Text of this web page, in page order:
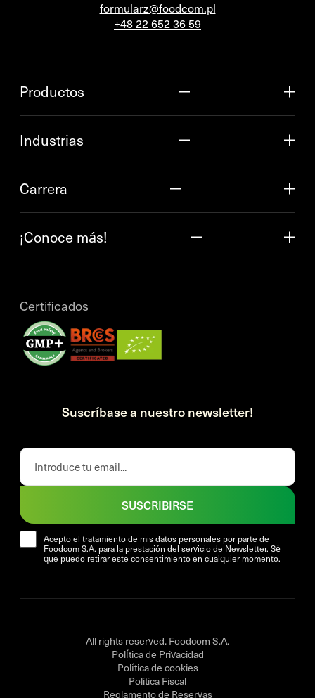
formularz@foodcom.pl
+48 22 652 36 59
Productos
Industrias
Carrera
¡Conoce más!
Certificados
Suscríbase a nuestro newsletter!
Acepto el tratamiento de mis datos personales por parte de
Foodcom S.A. para la prestación del servicio de Newsletter. Sé
que puedo retirar este consentimiento en cualquier momento.
SUSCRIBIRSE
All rights reserved. Foodcom S.A.
Política de Privacidad
Política de cookies
Politica Fiscal
Reglamento de Reservas